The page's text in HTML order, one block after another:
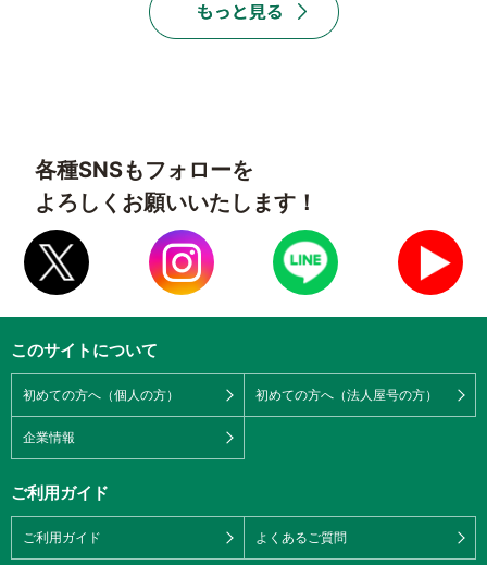
各種SNSもフォローを
よろしくお願いいたします！
このサイトについて
初めての方へ（個人の方） 初めての方へ（法人屋号の方）
企業情報
ご利用ガイド
ご利用ガイド よくあるご質問